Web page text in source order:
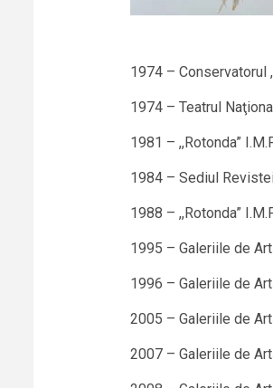
1974 – Conservatorul
1974 – Teatrul
1981 – ,,Rotonda”
1984 – Sediul
1988 – ,,Rotonda”
1995 – Galeriile de
1996 – Galeriile de
2005 – Galeriile de
2007 – Galeriile de